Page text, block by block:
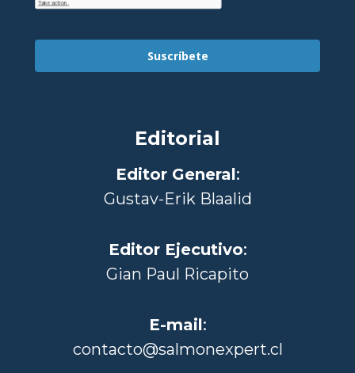
Suscríbete
Editorial
Editor General:
Gustav-Erik Blaalid
Editor Ejecutivo:
Gian Paul Ricapito
E-mail:
contacto@salmonexpert.cl